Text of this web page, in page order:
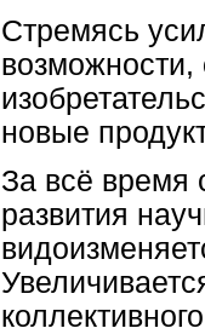
Стремясь
возможности,
новые
За всё время
развития